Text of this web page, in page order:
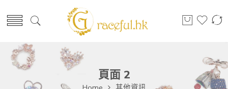
頁面 2